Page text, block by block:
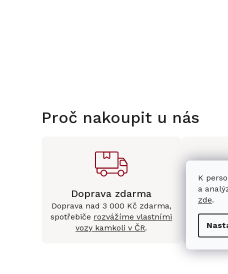
K
a
zde.
Proč nakoupit u nás
Doprava zdarma
Doprava nad 3 000 Kč zdarma,
spotřebiče rozvážíme vlastními
vozy kamkoli v ČR.
Máme
Králové